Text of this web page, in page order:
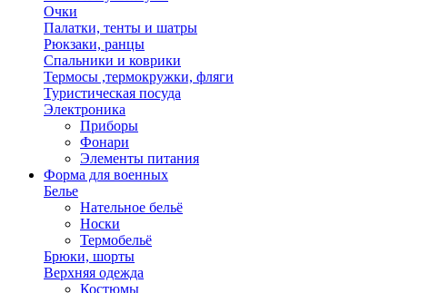
Очки
Палатки, тенты и шатры
Рюкзаки, ранцы
Спальники и коврики
Термосы ,термокружки, фляги
Туристическая посуда
Электроника
Приборы
Фонари
Элементы питания
Форма для военных
Белье
Нательное бельё
Носки
Термобельё
Брюки, шорты
Верхняя одежда
Костюмы